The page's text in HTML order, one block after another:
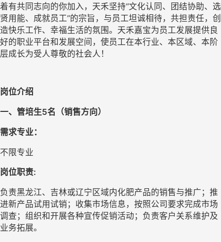
着有共同志向的你加入，天禾坚持“文化认同、团结协助、选
贤用能、成就员工”的宗旨，与员工坦诚相待，共担责任，创
造快乐工作、幸福生活的氛围。 天禾嘉宝为员工发展提供良
好的职业平台和发展空间，使员工在本行业、本区域、本阶
层成长为受人尊敬的社会人！
岗位介绍
一、管培生5名（销售方向）
需求专业 ：
不限专业
岗位职责:
负责黑龙江、吉林或辽宁区域内化肥产品的销售与推广；推
进新产品试用试销；收集市场信息，按照公司要求完成市场
调查；组织和开展各种宣传促销活动；负责客户关系维护及
业务拓展。